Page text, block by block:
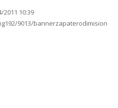
2011 10:39
9013/bannerzapaterodimision